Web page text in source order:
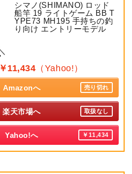
シマノ(SHIMANO) ロッド
船竿 19 ライトゲーム BB T
YPE73 MH195 手持ちの釣
り向け エントリーモデル
￥11,434 （Yahoo!）
Amazonへ 売り切れ
楽天市場へ 取扱なし
Yahoo!へ ￥11,434